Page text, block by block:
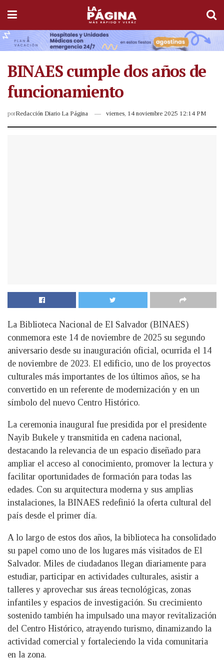
BINAES cumple dos años de
funcionamiento
porRedacción Diario La Página viernes, 14 noviembre 2025 12:14 PM
La Biblioteca Nacional de El Salvador (BINAES)
conmemora este 14 de noviembre de 2025 su segundo
aniversario desde su inauguración oficial, ocurrida el 14
de noviembre de 2023. El edificio, uno de los proyectos
culturales más importantes de los últimos años, se ha
convertido en un referente de modernización y en un
símbolo del nuevo Centro Histórico.
La ceremonia inaugural fue presidida por el presidente
Nayib Bukele y transmitida en cadena nacional,
destacando la relevancia de un espacio diseñado para
ampliar el acceso al conocimiento, promover la lectura y
facilitar oportunidades de formación para todas las
edades. Con su arquitectura moderna y sus amplias
instalaciones, la BINAES redefinió la oferta cultural del
país desde el primer día.
A lo largo de estos dos años, la biblioteca ha consolidado
su papel como uno de los lugares más visitados de El
Salvador. Miles de ciudadanos llegan diariamente para
estudiar, participar en actividades culturales, asistir a
talleres y aprovechar sus áreas tecnológicas, zonas
infantiles y espacios de investigación. Su crecimiento
sostenido también ha impulsado una mayor revitalización
del Centro Histórico, atrayendo turismo, dinamizando la
actividad comercial y fortaleciendo la vida comunitaria
en la zona.